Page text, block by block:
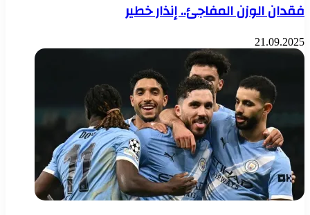
فقدان الوزن المفاجئ.. إنذار خطير
21.09.2025